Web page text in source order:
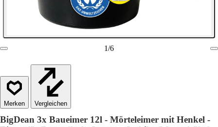
1/6
Vergleichen
BigDean 3x Baueimer 12l - Mörteleimer mit Henkel -